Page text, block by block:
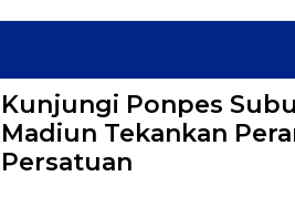
Kunjungi Ponpes
Madiun Tekankan
Persatuan